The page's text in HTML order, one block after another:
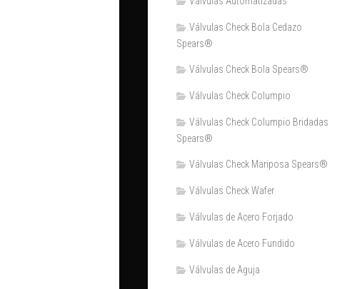
Válvulas Check Bola Cedazo
Spears®
Válvulas Check Bola Spears®
Válvulas Check Columpio
Válvulas Check Columpio Bridadas
Spears®
Válvulas Check Mariposa Spears®
Válvulas Check Wafer
Válvulas de Acero Forjado
Válvulas de Acero Fundido
Válvulas de Aguja